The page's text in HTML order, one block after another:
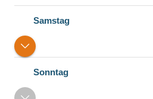
Samstag
Sonntag